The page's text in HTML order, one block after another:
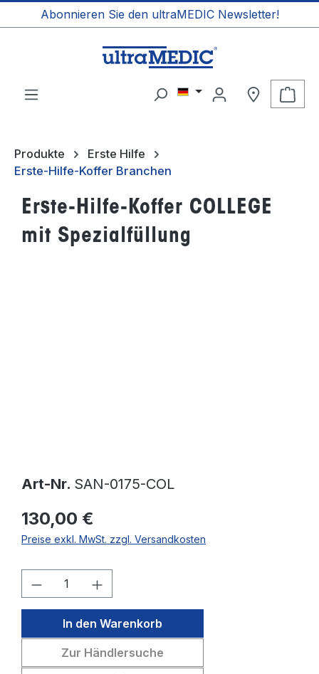
springen
Abonnieren Sie den ultraMEDIC Newsletter!
Produkte
Erste Hilfe
Erste-Hilfe-Koffer Branchen
Erste-Hilfe-Koffer COLLEGE
mit Spezialfüllung
Art-Nr. SAN-0175-COL
130,00 €
Preise exkl. MwSt. zzgl. Versandkosten
Produkt Anzahl: Gib den
In den Warenkorb
Zur Händlersuche